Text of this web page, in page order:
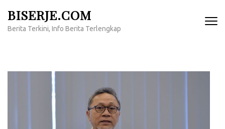
konten
BISERJE.COM
Berita Terkini, Info Berita Terlengkap